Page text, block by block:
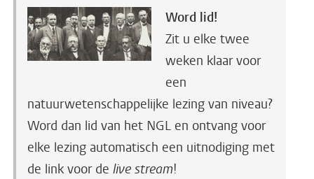
Word lid!
Zit u elke twee
weken klaar voor
een
natuurwetenschappelijke lezing van niveau?
Word dan lid van het NGL en ontvang voor
elke lezing automatisch een uitnodiging met
de link voor de live stream!